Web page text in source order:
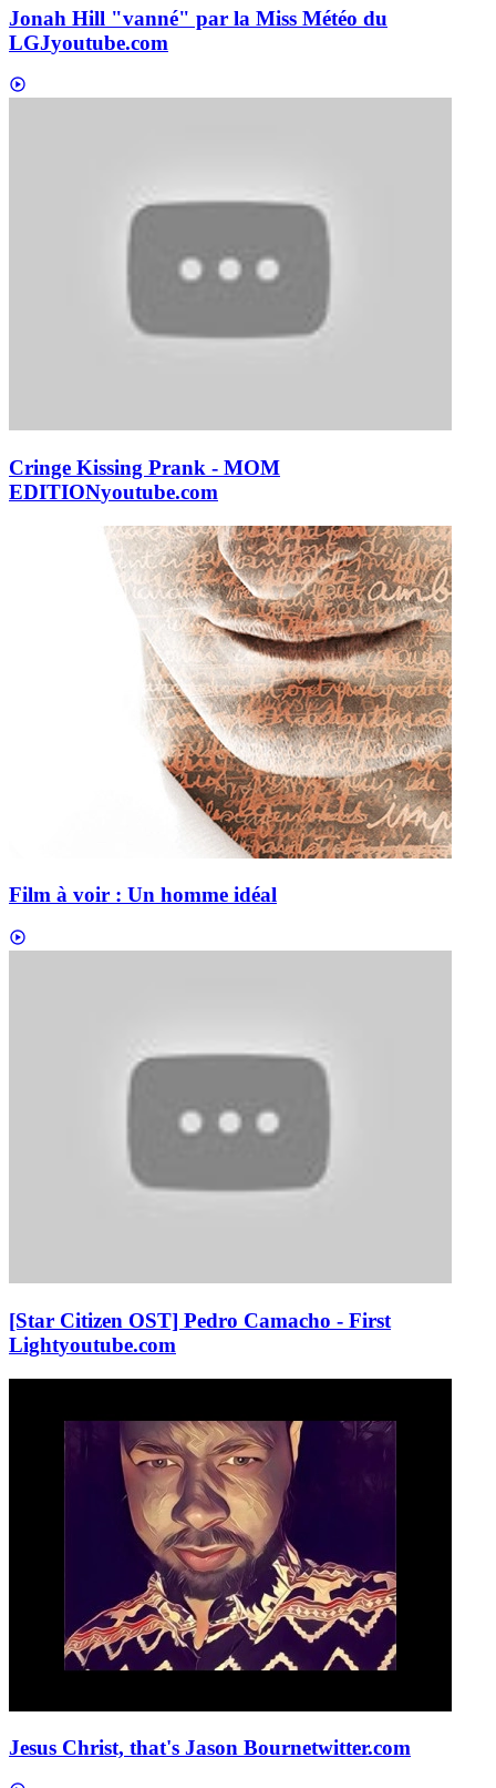
Jonah Hill "vanné" par la Miss Météo du
LGJyoutube.com
Cringe Kissing Prank - MOM
EDITIONyoutube.com
Film à voir : Un homme idéal
[Star Citizen OST] Pedro Camacho - First
Lightyoutube.com
Jesus Christ, that's Jason Bournetwitter.com